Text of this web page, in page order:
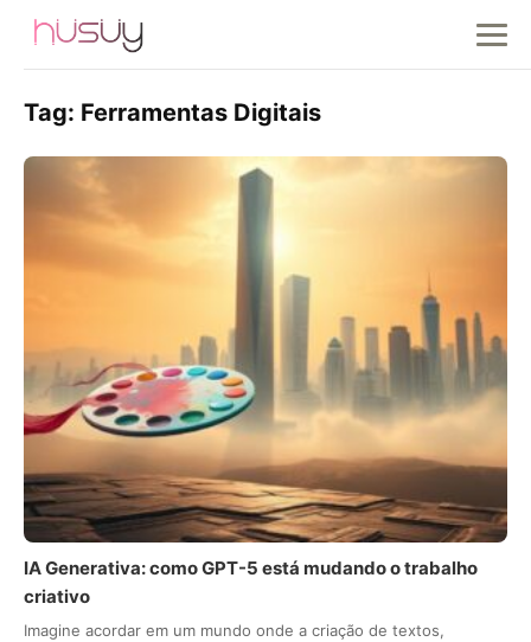
Tag: Ferramentas Digitais
IA Generativa: como GPT-5 está mudando o trabalho
criativo
Imagine acordar em um mundo onde a criação de textos,